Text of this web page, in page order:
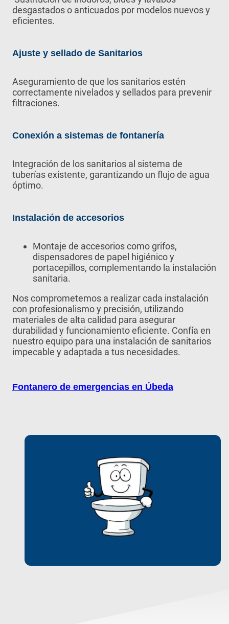
desgastados o anticuados por modelos nuevos y
eficientes.
Ajuste y sellado de Sanitarios
Aseguramiento de que los sanitarios estén
correctamente nivelados y sellados para prevenir
filtraciones.
Conexión a sistemas de fontanería
Integración de los sanitarios al sistema de
tuberías existente, garantizando un flujo de agua
óptimo.
Instalación de accesorios
Montaje de accesorios como grifos,
dispensadores de papel higiénico y
portacepillos, complementando la instalación
sanitaria.
Nos comprometemos a realizar cada instalación
con profesionalismo y precisión, utilizando
materiales de alta calidad para asegurar
durabilidad y funcionamiento eficiente. Confía en
nuestro equipo para una instalación de sanitarios
impecable y adaptada a tus necesidades.
Fontanero de emergencias en Úbeda